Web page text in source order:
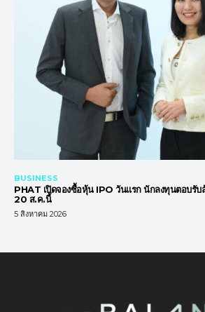
BUSINESS
PHAT เปิดจองซื้อหุ้น IPO วันแรก นักลงทุนตอบรับ
20 ส.ค.นี้
5 สิงหาคม 2026